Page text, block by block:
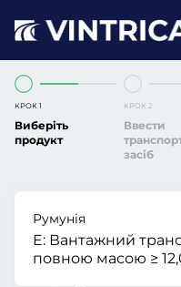
КРОК 1
Виберіть
продукт
КРОК 2
Ввести
засіб
Румунія
E: Вантажний
повною масою ≥